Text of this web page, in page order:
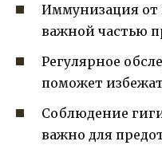
Иммунизация от
важной частью
Регулярное
поможет
Соблюдение
важно для